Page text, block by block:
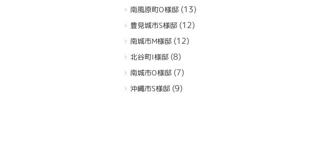
南風原町O様邸(13)
豊見城市S様邸(12)
南城市M様邸(12)
北谷町I様邸(8)
南城市O様邸(7)
沖縄市S様邸(9)